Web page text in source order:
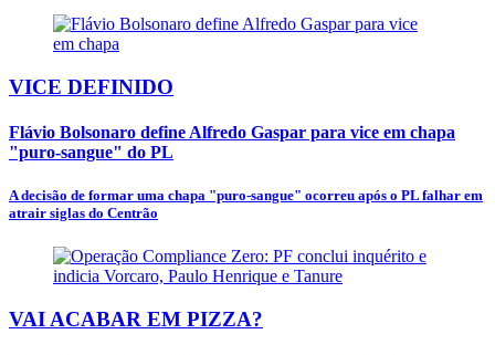
VICE DEFINIDO
Flávio Bolsonaro define Alfredo Gaspar para vice em chapa
"puro-sangue" do PL
A decisão de formar uma chapa "puro-sangue" ocorreu após o PL falhar em
atrair siglas do Centrão
VAI ACABAR EM PIZZA?